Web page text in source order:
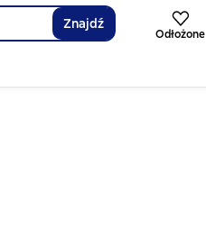
Znajdź
Odłożone